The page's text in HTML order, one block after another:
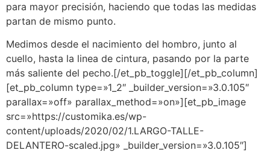
para mayor precisión, haciendo que todas las medidas
partan de mismo punto.
Medimos desde el nacimiento del hombro, junto al
cuello, hasta la linea de cintura, pasando por la parte
más saliente del pecho.[/et_pb_toggle][/et_pb_column]
[et_pb_column type=»1_2″ _builder_version=»3.0.105″
parallax=»off» parallax_method=»on»][et_pb_image
src=»https://customika.es/wp-
content/uploads/2020/02/1.LARGO-TALLE-
DELANTERO-scaled.jpg» _builder_version=»3.0.105″]